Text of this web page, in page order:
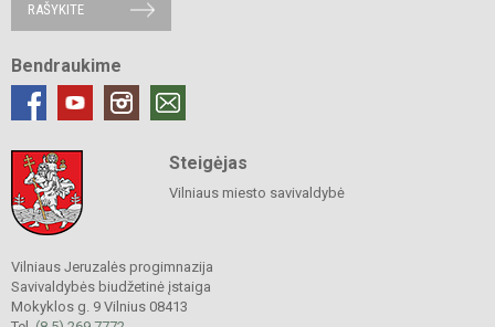
RAŠYKITE
Bendraukime
Steigėjas
Vilniaus miesto savivaldybė
Vilniaus Jeruzalės progimnazija
Savivaldybės biudžetinė įstaiga
Mokyklos g. 9 Vilnius 08413